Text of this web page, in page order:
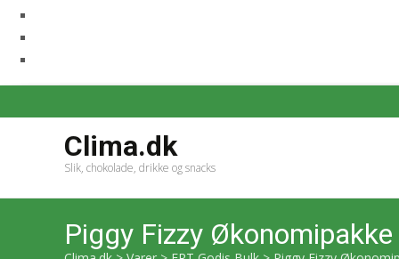
Clima.dk
Slik, chokolade, drikke og snacks
Piggy Fizzy